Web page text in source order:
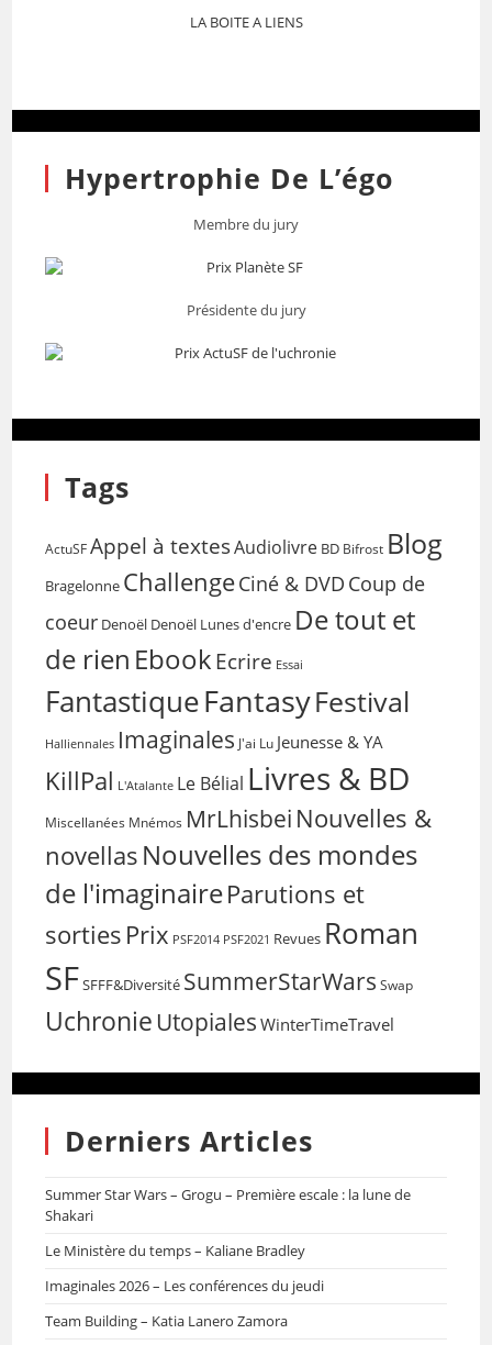
LA BOITE A LIENS
Hypertrophie De L’égo
Membre du jury
Présidente du jury
Tags
ActuSF Appel à textesAudiolivre BD Bifrost Blog
Bragelonne ChallengeCiné & DVD Coup de
coeur Denoël Denoël Lunes d'encre De tout et
de rien EbookEcrire Essai
FantastiqueFantasyFestival
Halliennales Imaginales J'ai Lu Jeunesse & YA
KillPal L'Atalante Le Bélial Livres & BD
Miscellanées Mnémos MrLhisbei Nouvelles &
novellas Nouvelles des mondes
de l'imaginaireParutions et
sorties Prix PSF2014 PSF2021 Revues Roman
SFSFFF&Diversité SummerStarWars Swap
Uchronie Utopiales WinterTimeTravel
Derniers Articles
Summer Star Wars – Grogu – Première escale : la lune de
Shakari
Le Ministère du temps – Kaliane Bradley
Imaginales 2026 – Les conférences du jeudi
Team Building – Katia Lanero Zamora